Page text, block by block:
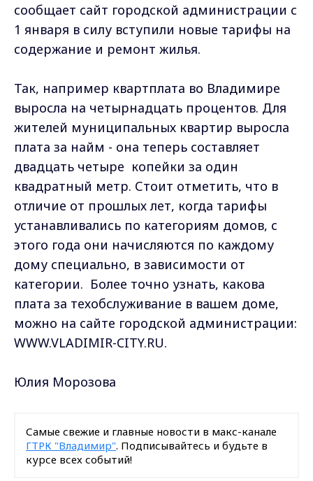
сообщает сайт городской администрации с
1 января в силу вступили новые тарифы на
содержание и ремонт жилья.
Так, например квартплата во Владимире
выросла на четырнадцать процентов. Для
жителей муниципальных квартир выросла
плата за найм - она теперь составляет
двадцать четыре копейки за один
квадратный метр. Стоит отметить, что в
отличие от прошлых лет, когда тарифы
устанавливались по категориям домов, с
этого года они начисляются по каждому
дому специально, в зависимости от
категории. Более точно узнать, какова
плата за техобслуживание в вашем доме,
можно на сайте городской администрации:
WWW.VLADIMIR-CITY.RU.
Юлия Морозова
Самые свежие и главные новости в макс-канале
ГТРК "Владимир". Подписывайтесь и будьте в
курсе всех событий!